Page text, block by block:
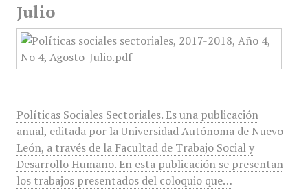
Julio
Políticas Sociales Sectoriales. Es una publicación
anual, editada por la Universidad Autónoma de Nuevo
León, a través de la Facultad de Trabajo Social y
Desarrollo Humano. En esta publicación se presentan
los trabajos presentados del coloquio que…